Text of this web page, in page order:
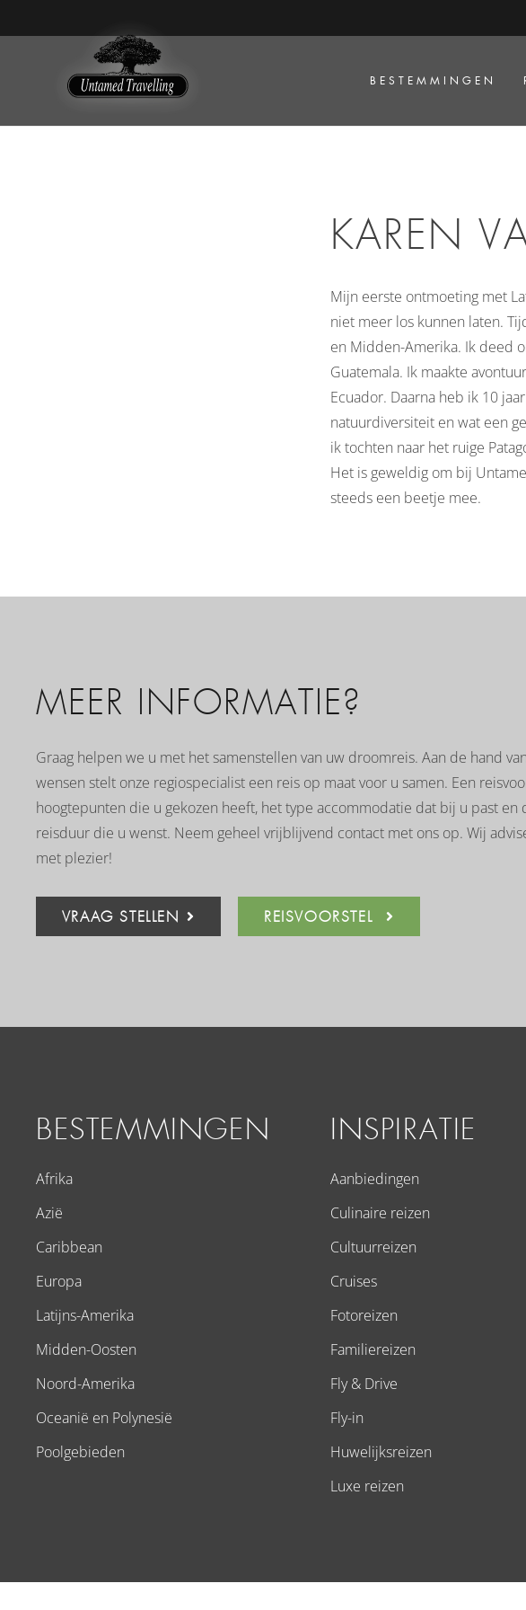
BESTEMMINGEN
KAREN
Mijn eerste ontmoeting met
niet meer los kunnen laten.
en Midden-Amerika. Ik deed
Guatemala. Ik maakte
Ecuador. Daarna heb ik 10
natuurdiversiteit en wat een
ik tochten naar het ruige
Het is geweldig om bij
steeds een beetje mee.
MEER INFORMATIE?
Graag helpen we u met het samenstellen van uw droomreis. Aan de hand
wensen stelt onze regiospecialist een reis op maat voor u samen. Een
hoogtepunten die u gekozen heeft, het type accommodatie dat bij u past en
reisduur die u wenst. Neem geheel vrijblijvend contact met ons op. Wij
met plezier!
VRAAG STELLEN REISVOORSTEL
BESTEMMINGEN
Afrika
Azië
Caribbean
Europa
Latijns-Amerika
Midden-Oosten
Noord-Amerika
Oceanië en Polynesië
Poolgebieden
INSPIRATIE
Aanbiedingen
Culinaire reizen
Cultuurreizen
Cruises
Fotoreizen
Familiereizen
Fly & Drive
Fly-in
Huwelijksreizen
Luxe reizen